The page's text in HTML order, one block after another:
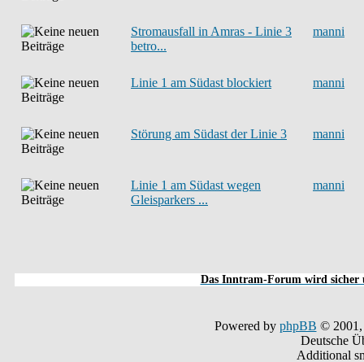
Stromausfall in Amras - Linie 3
betro...
manni
Linie 1 am Südast blockiert manni
Störung am Südast der Linie 3 manni
Linie 1 am Südast wegen
Gleisparkers ...
manni
Das Inntram-Forum wird sicher
Powered by phpBB © 2001,
Deutsche
Additional